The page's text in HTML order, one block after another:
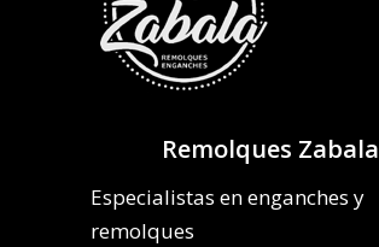
Remolques Zabala
Especialistas en enganches y
remolques